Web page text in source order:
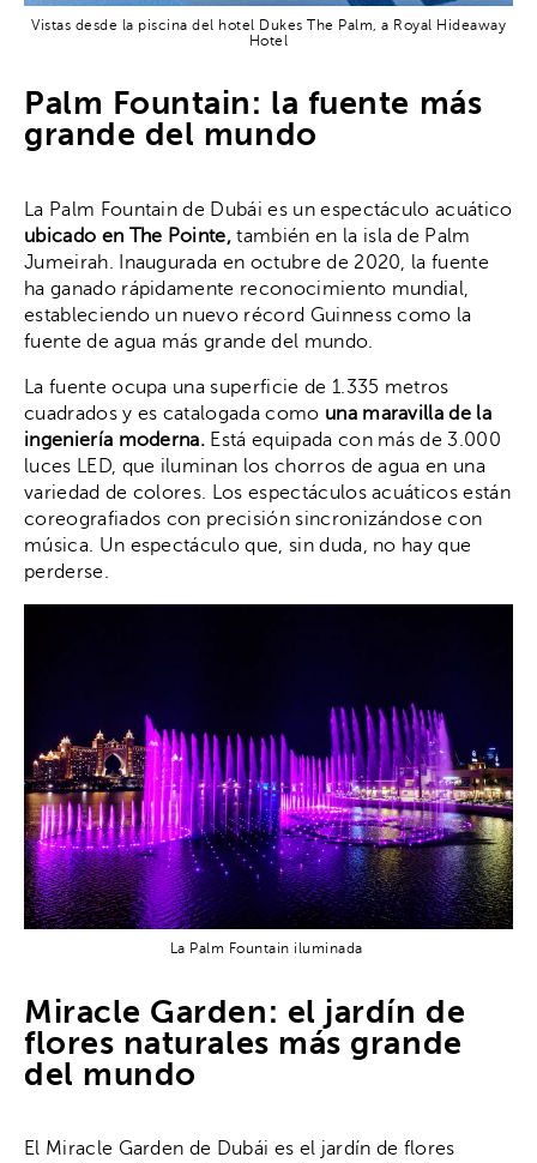
Vistas desde la piscina del hotel Dukes The Palm, a Royal Hideaway
Hotel
Palm Fountain: la fuente más
grande del mundo
La Palm Fountain de Dubái es un espectáculo acuático
ubicado en The Pointe,también en la isla de Palm
Jumeirah. Inaugurada en octubre de 2020, la fuente
ha ganado rápidamente reconocimiento mundial,
estableciendo un nuevo récord Guinness como la
fuente de agua más grande del mundo.
La fuente ocupa una superficie de 1.335 metros
cuadrados y es catalogada como una maravilla de la
ingeniería moderna. Está equipada con más de 3.000
luces LED, que iluminan los chorros de agua en una
variedad de colores. Los espectáculos acuáticos están
coreografiados con precisión sincronizándose con
música. Un espectáculo que, sin duda, no hay que
perderse.
La Palm Fountain iluminada
Miracle Garden: el jardín de
flores naturales más grande
del mundo
El Miracle Garden de Dubái es el jardín de flores